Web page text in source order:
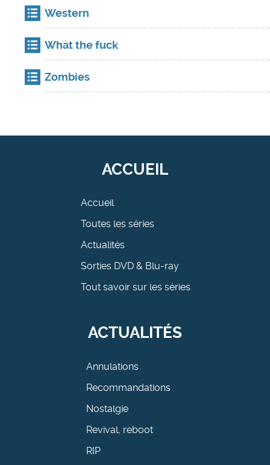
Western
What the fuck
Zombies
ACCUEIL
Accueil
Toutes les séries
Actualités
Sorties DVD & Blu-ray
Tout savoir sur les séries
ACTUALITÉS
Annulations
Recommandations
Nostalgie
Revival, reboot
RIP